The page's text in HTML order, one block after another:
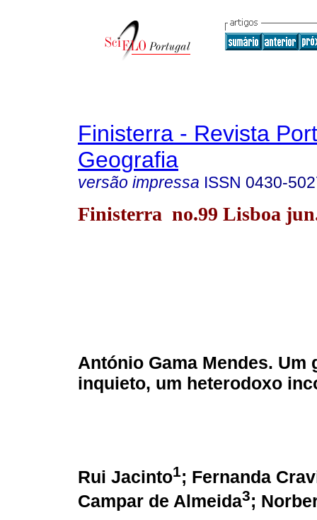
Finisterra - Revista
Geografia
versão impressa ISSN 0430-
Finisterra no.99 Lisboa
António Gama Mendes. Um
inquieto, um heterodoxo
Rui Jacinto1; Fernanda
Campar de Almeida3;